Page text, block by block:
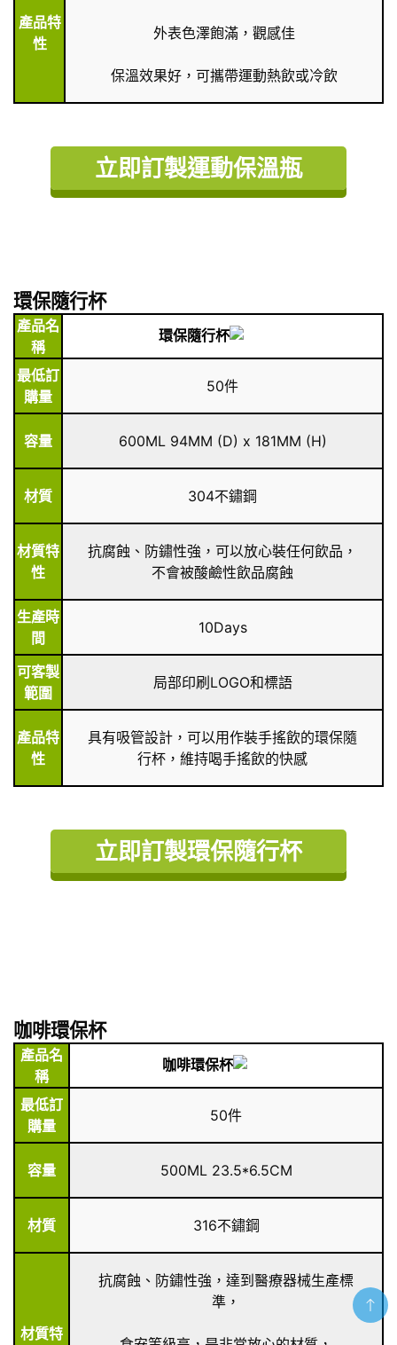
產品特
性
外表色澤飽滿，觀感佳
保溫效果好，可攜帶運動熱飲或冷飲
立即訂製運動保溫瓶
環保隨行杯
產品名
稱
環保隨行杯
最低訂
購量
50件
容量 600ML 94MM (D) x 181MM (H)
材質 304不鏽鋼
材質特
性
抗腐蝕、防鏽性強，可以放心裝任何飲品，
不會被酸鹼性飲品腐蝕
生產時
間
10Days
可客製
範圍
局部印刷LOGO和標語
產品特
性
具有吸管設計，可以用作裝手搖飲的環保隨
行杯，維持喝手搖飲的快感
立即訂製環保隨行杯
咖啡環保杯
產品名
稱
咖啡環保杯
最低訂
購量
50件
容量 500ML 23.5*6.5CM
材質 316不鏽鋼
材質特
抗腐蝕、防鏽性強，達到醫療器械生產標
準，